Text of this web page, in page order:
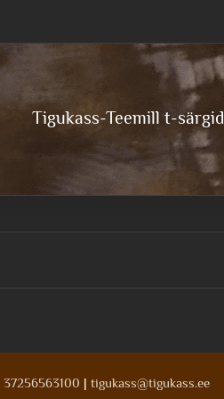
Tigukass-Teemill t-särgid
37256563100 | tigukass@tigukass.ee